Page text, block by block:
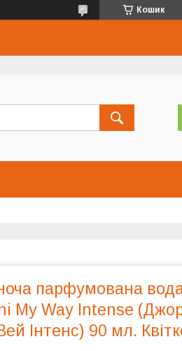
Кошик
парфумована
My Way Intense
Інтенс) 90 мл.